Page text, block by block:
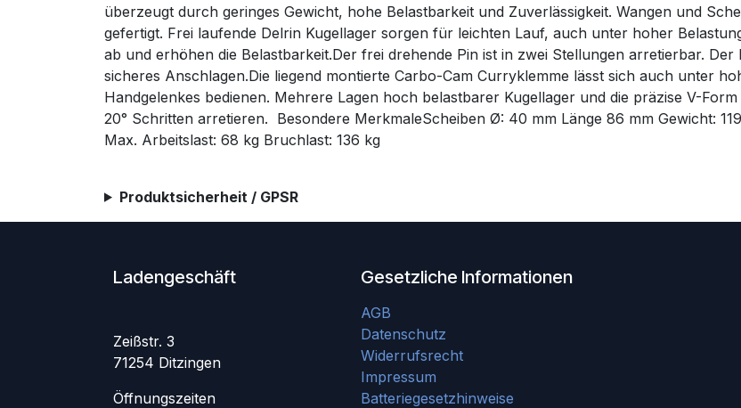
überzeugt durch geringes Gewicht, hohe Belastbarkeit und Zuverlässigkeit. Wangen und
gefertigt. Frei laufende Delrin Kugellager sorgen für leichten Lauf, auch unter hoher
ab und erhöhen die Belastbarkeit.Der frei drehende Pin ist in zwei Stellungen arretierbar.
sicheres Anschlagen.Die liegend montierte Carbo-Cam Curryklemme lässt sich auch unter
Handgelenkes bedienen. Mehrere Lagen hoch belastbarer Kugellager und die präzise V-
20° Schritten arretieren. Besondere MerkmaleScheiben Ø: 40 mm Länge 86 mm Gewicht:
Max. Arbeitslast: 68 kg Bruchlast: 136 kg
Produktsicherheit / GPSR
Ladengeschäft
Zeißstr. 3
71254 Ditzingen
Öffnungszeiten
Gesetzliche Informationen
AGB
Datenschutz
Widerrufsrecht
Impressum
Batteriegesetzhinweise